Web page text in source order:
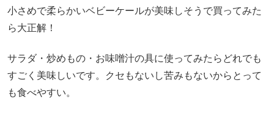
小さめで柔らかいベビーケールが美味しそうで買ってみた
ら大正解！
サラダ・炒めもの・お味噌汁の具に使ってみたらどれでも
すごく美味しいです。クセもないし苦みもないからとって
も食べやすい。